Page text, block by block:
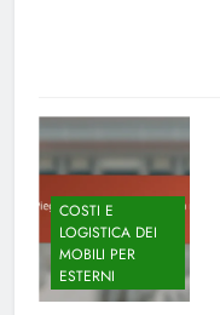
COSTI E
LOGISTICA DEI
MOBILI PER
ESTERNI